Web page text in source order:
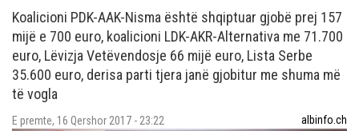
Koalicioni PDK-AAK-Nisma është shqiptuar gjobë prej 157
mijë e 700 euro, koalicioni LDK-AKR-Alternativa me 71.700
euro, Lëvizja Vetëvendosje 66 mijë euro, Lista Serbe
35.600 euro, derisa parti tjera janë gjobitur me shuma më
të vogla
E premte, 16 Qershor 2017 - 23:22 albinfo.ch